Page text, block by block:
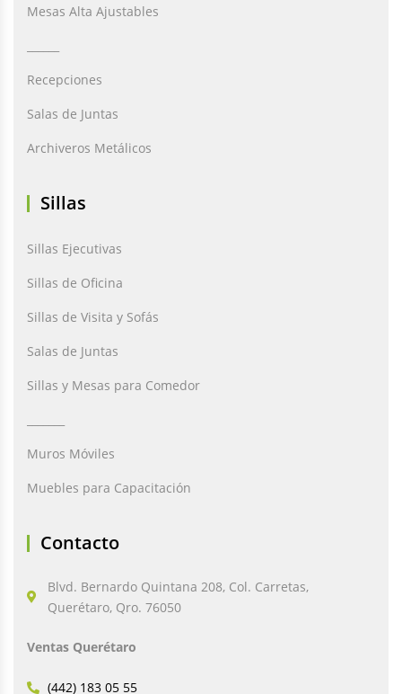
Mesas Alta Ajustables
Recepciones
Salas de Juntas
Archiveros Metálicos
Sillas
Sillas Ejecutivas
Sillas de Oficina
Sillas de Visita y Sofás
Salas de Juntas
Sillas y Mesas para Comedor
Muros Móviles
Muebles para Capacitación
Contacto
Blvd. Bernardo Quintana 208, Col. Carretas,
Querétaro, Qro. 76050
Ventas Querétaro
(442) 183 05 55